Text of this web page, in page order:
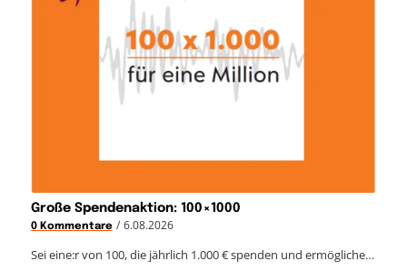
Große Spendenaktion: 100×1000
0 Kommentare / 6.08.2026
Sei eine:r von 100, die jährlich 1.000 € spenden und ermögliche…